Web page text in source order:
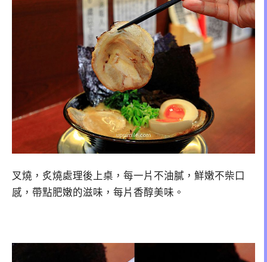
叉燒，炙燒處理後上桌，每一片不油膩，鮮嫩不柴口
感，帶點肥嫩的滋味，每片香醇美味。